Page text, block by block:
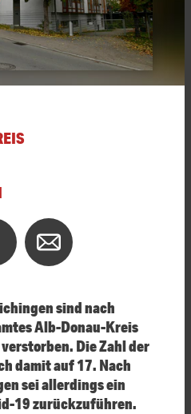
sind nach
Alb-Donau-Kreis
Die Zahl der
damit auf 17. Nach
sei allerdings ein
19 zurückzuführen.